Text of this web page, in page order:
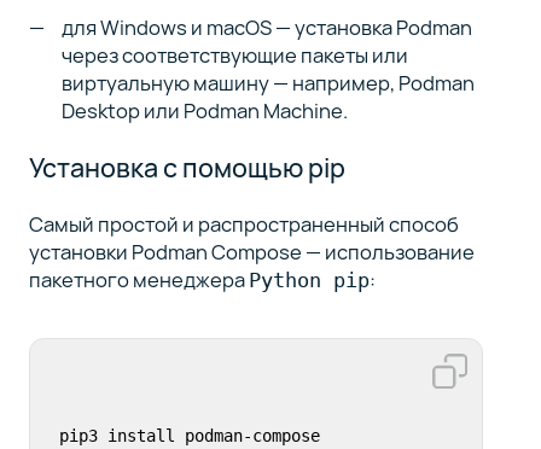
для Windows и macOS — установка Podman
через соответствующие пакеты или
виртуальную машину — например, Podman
Desktop или Podman Machine.
Установка с помощью pip
Самый простой и распространенный способ
установки Podman Compose — использование
пакетного менеджера Python pip:
pip3 install podman-compose